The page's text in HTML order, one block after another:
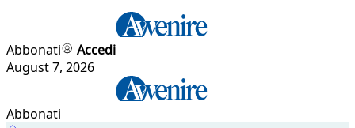
Abbonati
Accedi
August 7, 2026
Abbonati